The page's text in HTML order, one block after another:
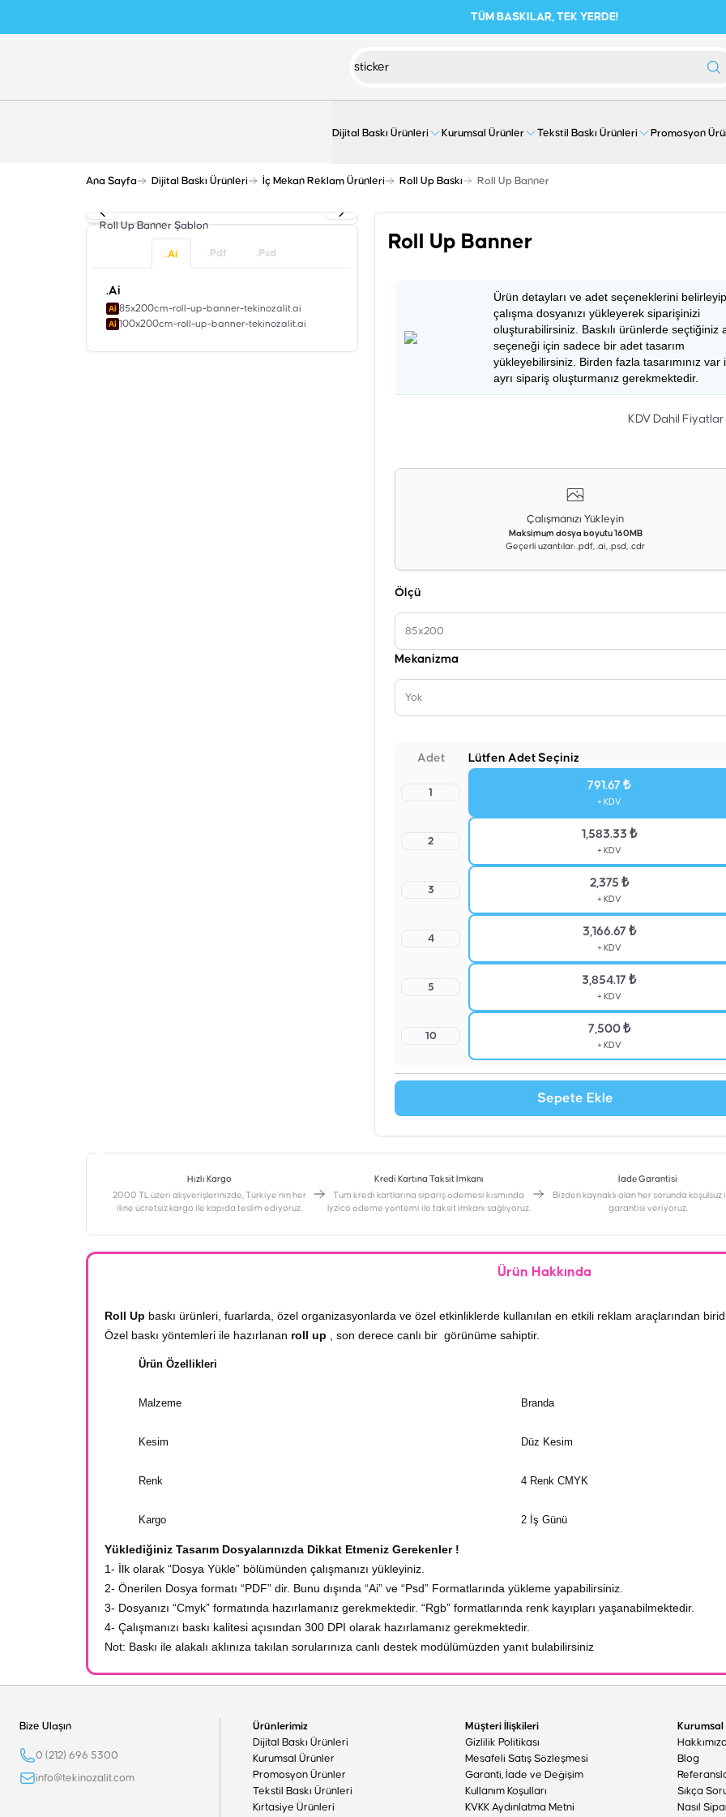
TÜM BASKILAR, TEK YERDE!
Dijital Baskı Ürünleri Kurumsal Ürünler Tekstil Baskı Ürünleri Promosyon
Ana Sayfa Dijital Baskı Ürünleri İç Mekan Reklam Ürünleri Roll Up Baskı Roll Up Banner
Roll Up Banner Şablon
.Ai .Pdf .Psd
.Ai
85x200cm-roll-up-banner-tekinozalit.ai
100x200cm-roll-up-banner-tekinozalit.ai
Roll Up Banner
Ürün detayları ve adet seçeneklerini belirleyip
çalışma dosyanızı yükleyerek siparişinizi
oluşturabilirsiniz. Baskılı ürünlerde seçtiğiniz
seçeneği için sadece bir adet tasarım
yükleyebilirsiniz. Birden fazla tasarımınız var
ayrı sipariş oluşturmanız gerekmektedir.
KDV Dahil Fiyatlar
Çalışmanızı Yükleyin
Maksimum dosya boyutu 160MB
Geçerli uzantılar: .pdf, .ai, .psd, .cdr
Ölçü
85x200
Mekanizma
Yok
Adet Lütfen Adet Seçiniz
1
791.67 ₺
+ KDV
2
1,583.33 ₺
+ KDV
3
2,375 ₺
+ KDV
4
3,166.67 ₺
+ KDV
5
3,854.17 ₺
+ KDV
10
7,500 ₺
+ KDV
Sepete Ekle
Hızlı Kargo
2000 TL üzeri alışverişlerinizde, Türkiye’nin her
iline ücretsiz kargo ile kapıda teslim ediyoruz.
Kredi Kartına Taksit İmkanı
‎Tüm kredi kartlarına sipariş ödemesi kısmında
İyzico ödeme yöntemi ile taksit imkanı sağlıyoruz.
İade Garantisi
Bizden kaynaklı olan her sorunda koşulsuz
garantisi veriyoruz.
Ürün Hakkında
Roll Up baskı ürünleri, fuarlarda, özel organizasyonlarda ve özel etkinliklerde kullanılan en etkili reklam araçlarından
Özel baskı yöntemleri ile hazırlanan roll up , son derece canlı bir görünüme sahiptir.
Ürün Özellikleri
Malzeme Branda
Kesim Düz Kesim
Renk 4 Renk CMYK
Kargo 2 İş Günü
Yüklediğiniz Tasarım Dosyalarınızda Dikkat Etmeniz Gerekenler !
1- İlk olarak “Dosya Yükle” bölümünden çalışmanızı yükleyiniz.
2- Önerilen Dosya formatı “PDF” dir. Bunu dışında “Ai” ve “Psd” Formatlarında yükleme yapabilirsiniz.
3- Dosyanızı “Cmyk” formatında hazırlamanız gerekmektedir. “Rgb” formatlarında renk kayıpları yaşanabilmektedir.
4- Çalışmanızı baskı kalitesi açısından 300 DPI olarak hazırlamanız gerekmektedir.
Not: Baskı ile alakalı aklınıza takılan sorularınıza canlı destek modülümüzden yanıt bulabilirsiniz
Bize Ulaşın
0 (212) 696 5300
info@tekinozalit.com
Ürünlerimiz
Dijital Baskı Ürünleri
Kurumsal Ürünler
Promosyon Ürünler
Tekstil Baskı Ürünleri
Kırtasiye Ürünleri
Müşteri İlişkileri
Gizlilik Politikası
Mesafeli Satış Sözleşmesi
Garanti, İade ve Değişim
Kullanım Koşulları
KVKK Aydınlatma Metni
Kurumsal
Blog
Sıkça
Nasıl